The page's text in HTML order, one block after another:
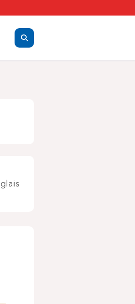
Display the search form